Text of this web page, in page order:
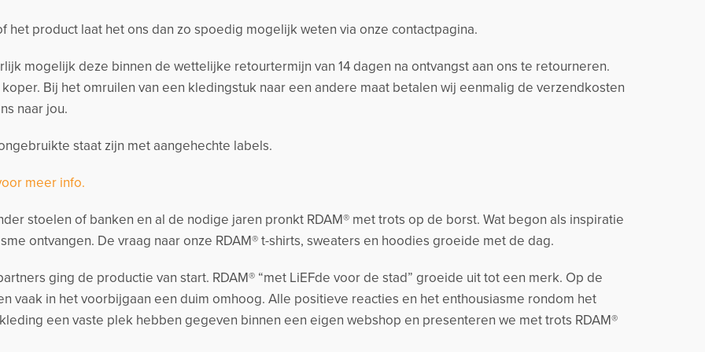
het product laat het ons dan zo spoedig mogelijk weten via onze contactpagina.
mogelijk deze binnen de wettelijke retourtermijn van 14 dagen na ontvangst aan ons te retourneren.
Bij het omruilen van een kledingstuk naar een andere maat betalen wij eenmalig de verzendkosten
naar jou.
staat zijn met aangehechte labels.
meer info.
stoelen of banken en al de nodige jaren pronkt RDAM® met trots op de borst. Wat begon als inspiratie
ontvangen. De vraag naar onze RDAM® t-shirts, sweaters en hoodies groeide met de dag.
ging de productie van start. RDAM® “met LiEFde voor de stad” groeide uit tot een merk. Op de
vaak in het voorbijgaan een duim omhoog. Alle positieve reacties en het enthousiasme rondom het
een vaste plek hebben gegeven binnen een eigen webshop en presenteren we met trots RDAM®